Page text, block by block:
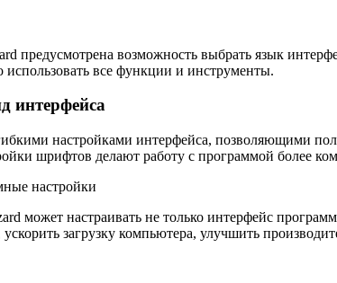
предусмотрена возможность выбрать язык
все функции и инструменты.
интерфейса
настройками интерфейса, позволяющими
шрифтов делают работу с программой более
настройки
может настраивать не только интерфейс
загрузку компьютера, улучшить